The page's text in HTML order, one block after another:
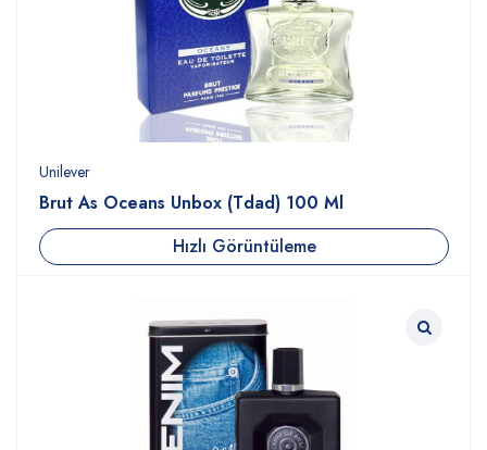
Unilever
Brut As Oceans Unbox (Tdad) 100 Ml
Hızlı Görüntüleme